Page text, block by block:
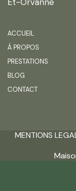
ACCUEIL
À PROPOS
PRESTATIONS
BLOG
CONTACT
MENTIONS